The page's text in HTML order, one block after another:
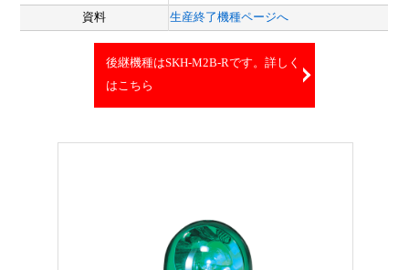
資料
生産終了機種ページへ
後継機種はSKH-M2B-Rです。詳しく
はこちら